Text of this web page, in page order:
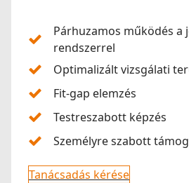
Párhuzamos működés a
rendszerrel
Optimalizált vizsgálati
Fit-gap elemzés
Testreszabott képzés
Személyre szabott
Tanácsadás kérése